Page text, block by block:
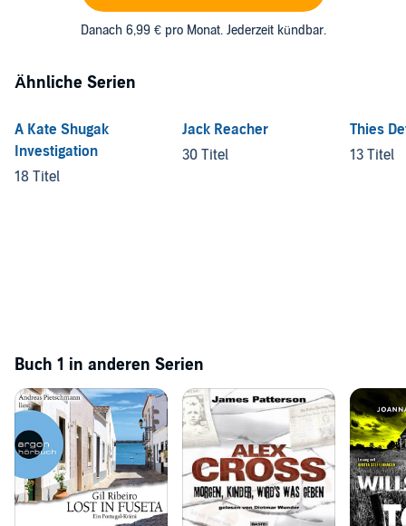
Danach 6,99 € pro Monat. Jederzeit kündbar.
Ähnliche Serien
A Kate Shugak
Investigation
18 Titel
Jack Reacher
30 Titel
Thies
13 Titel
Buch 1 in anderen Serien